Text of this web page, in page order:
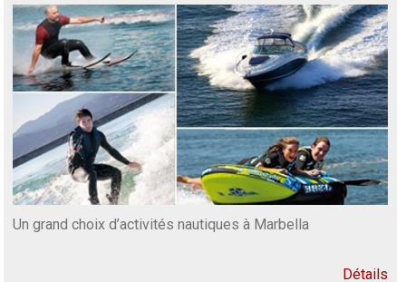
Un grand choix d’activités nautiques à Marbella
Détails